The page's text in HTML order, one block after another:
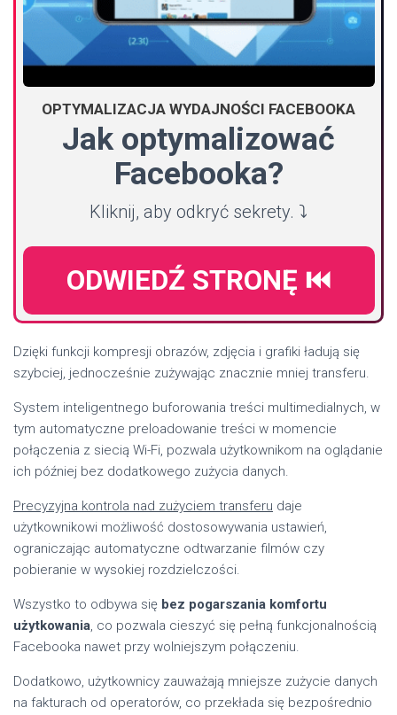
OPTYMALIZACJA WYDAJNOŚCI FACEBOOKA
Jak optymalizować
Facebooka?
Kliknij, aby odkryć sekrety. ⤵️
ODWIEDŹ STRONĘ ⏮️
Dzięki funkcji kompresji obrazów, zdjęcia i grafiki ładują się
szybciej, jednocześnie zużywając znacznie mniej transferu.
System inteligentnego buforowania treści multimedialnych, w
tym automatyczne preloadowanie treści w momencie
połączenia z siecią Wi-Fi, pozwala użytkownikom na oglądanie
ich później bez dodatkowego zużycia danych.
Precyzyjna kontrola nad zużyciem transferu daje
użytkownikowi możliwość dostosowywania ustawień,
ograniczając automatyczne odtwarzanie filmów czy
pobieranie w wysokiej rozdzielczości.
Wszystko to odbywa się bez pogarszania komfortu
użytkowania, co pozwala cieszyć się pełną funkcjonalnością
Facebooka nawet przy wolniejszym połączeniu.
Dodatkowo, użytkownicy zauważają mniejsze zużycie danych
na fakturach od operatorów, co przekłada się bezpośrednio